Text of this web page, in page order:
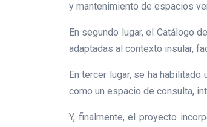
y mantenimiento de espacios
En segundo lugar, el Catálogo
adaptadas al contexto insular,
En tercer lugar, se ha
como un espacio de consulta,
Y, finalmente, el proyecto